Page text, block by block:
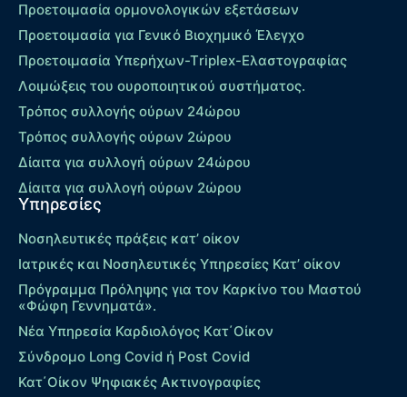
Προετοιμασία ορμονολογικών εξετάσεων
Προετοιμασία για Γενικό Βιοχημικό Έλεγχο
Προετοιμασία Υπερήχων-Τriplex-Ελαστογραφίας
Λοιμώξεις του ουροποιητικού συστήματος.
Τρόπος συλλογής ούρων 24ώρου
Τρόπος συλλογής ούρων 2ώρου
Δίαιτα για συλλογή ούρων 24ώρου
Δίαιτα για συλλογή ούρων 2ώρου
Υπηρεσίες
Νοσηλευτικές πράξεις κατ’ οίκον
Ιατρικές και Νοσηλευτικές Υπηρεσίες Κατ’ οίκον
Πρόγραμμα Πρόληψης για τον Καρκίνο του Μαστού
«Φώφη Γεννηματά».
Νέα Υπηρεσία Καρδιολόγος Kατ΄Οίκον
Σύνδρομο Long Covid ή Post Covid
Κατ΄Οίκον Ψηφιακές Ακτινογραφίες